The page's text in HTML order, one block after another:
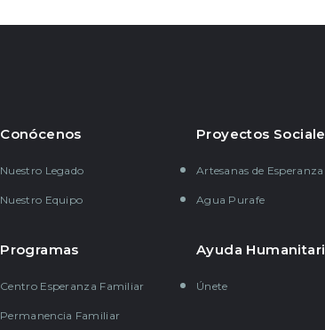
Conócenos
Nuestro Legado
Nuestro Equipo
Programas
Centro Esperanza Familiar
Permanencia Familiar
Proyectos
Artesanas de Esperanza
Agua Purafe
Ayuda
Únete